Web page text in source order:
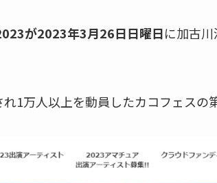
が2023年3月26日日曜日に加古
1万人以上を動員したカコフェスの